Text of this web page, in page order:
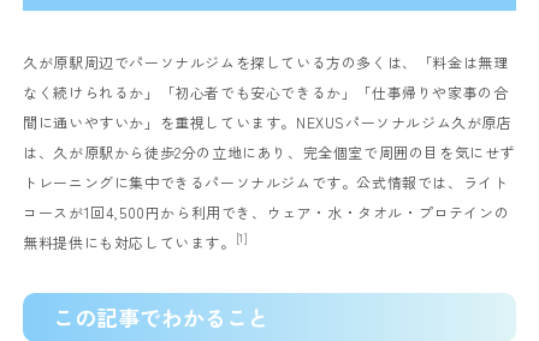
久が原駅周辺でパーソナルジムを探している方の多くは、「料金は無理
なく続けられるか」「初心者でも安心できるか」「仕事帰りや家事の合
間に通いやすいか」を重視しています。NEXUSパーソナルジム久が原店
は、久が原駅から徒歩2分の立地にあり、完全個室で周囲の目を気にせず
トレーニングに集中できるパーソナルジムです。公式情報では、ライト
コースが1回4,500円から利用でき、ウェア・水・タオル・プロテインの
無料提供にも対応しています。
[1]
この記事でわかること